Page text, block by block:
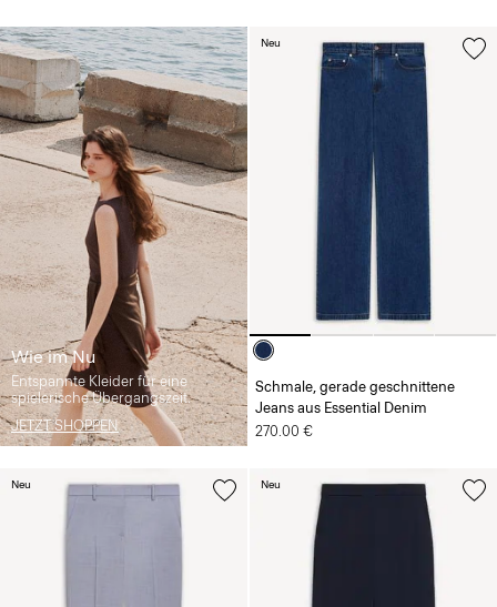
Wie im Nu
Entspannte Kleider für eine
spielerische Übergangszeit.
JETZT SHOPPEN
Schmale, gerade geschnittene
Jeans aus Essential Denim
270.00 €
Neu
Neu Neu